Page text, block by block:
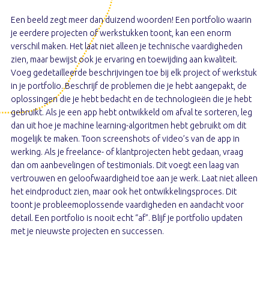
Een beeld zegt meer dan duizend woorden! Een portfolio waarin
je eerdere projecten of werkstukken toont, kan een enorm
verschil maken. Het laat niet alleen je technische vaardigheden
zien, maar bewijst ook je ervaring en toewijding aan kwaliteit.
Voeg gedetailleerde beschrijvingen toe bij elk project of werkstuk
in je portfolio. Beschrijf de problemen die je hebt aangepakt, de
oplossingen die je hebt bedacht en de technologieën die je hebt
gebruikt. Als je een app hebt ontwikkeld om afval te sorteren, leg
dan uit hoe je machine learning-algoritmen hebt gebruikt om dit
mogelijk te maken. Toon screenshots of video’s van de app in
werking. Als je freelance- of klantprojecten hebt gedaan, vraag
dan om aanbevelingen of testimonials. Dit voegt een laag van
vertrouwen en geloofwaardigheid toe aan je werk. Laat niet alleen
het eindproduct zien, maar ook het ontwikkelingsproces. Dit
toont je probleemoplossende vaardigheden en aandacht voor
detail. Een portfolio is nooit echt “af”. Blijf je portfolio updaten
met je nieuwste projecten en successen.